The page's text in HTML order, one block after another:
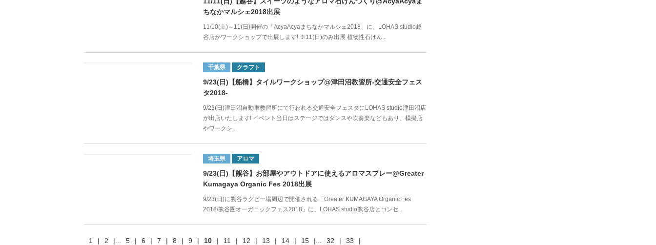
ちなかマルシェ2018出展
11/10(土)～11(日)開催の「AcyaAcyaまちなかマルシェ2018」に、LOHAS studio越
谷店がワークショップで出展します! ※11(日)のみ出展 植物性石けん...
千葉県 クラフト
9/23(日)【船橋】タイルワークショップ@津田沼教習所-交通安全フェス
タ2018-
9/23(日)津田沼自動車教習所にて行われる交通安全フェスタにLOHAS studio津田沼店
が出店いたします! イベント当日はステージではダンスや吹奏楽などもあり、模擬店
やワークシ...
埼玉県 アロマ
9/23(日)【熊谷】お部屋やアウトドアに使えるアロマスプレー@Greater
Kumagaya Organic Fes 2018出展
9/23(日)に熊谷ラグビー場周辺で開催される「Greater KUMAGAYA Organic Fes
2018/熊谷圏オーガニックフェス2018」に、LOHAS studio熊谷店とコンセ...
1 | 2 | 5 | 6 | 7 | 8 | 9 | 10 | 11 | 12 | 13 | 14 | 15 | 32 | 33 |